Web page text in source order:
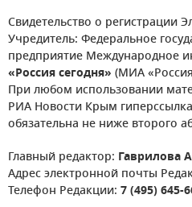
Свидетельство о регистрации
Учредитель: Федеральное
предприятие Международное
«Россия сегодня» (МИА
При любом использовании
РИА Новости Крым
обязательна не ниже второго
Главный редактор: Гаврилова
Адрес электронной почты
Телефон Редакции: 7 (495) 645-